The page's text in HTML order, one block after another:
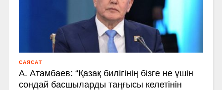
САЯСАТ
А. Атамбаев: “Қазақ билігінің бізге не үшін
сондай басшыларды таңғысы келетінін